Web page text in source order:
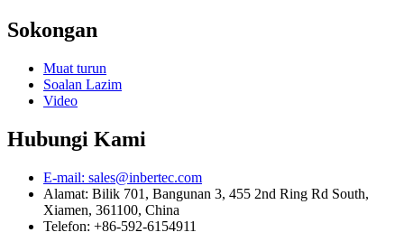
Sokongan
Muat turun
Soalan Lazim
Video
Hubungi Kami
E-mail: sales@inbertec.com
Alamat: Bilik 701, Bangunan 3, 455 2nd Ring Rd South,
Xiamen, 361100, China
Telefon: +86-592-6154911